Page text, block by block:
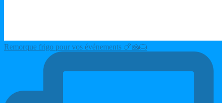
Remorque frigo pour vos événements 🍗🧀🎂